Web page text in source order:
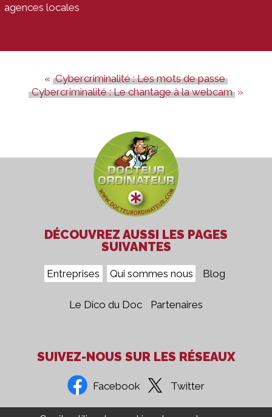
agences locales
Cybercriminalité : Les mots de passe
Cybercriminalité : Le chantage à la webcam
DÉCOUVREZ AUSSI LES PAGES
SUIVANTES
Entreprises Qui sommes nous Blog
Le Dico du Doc Partenaires
SUIVEZ-NOUS SUR LES RÉSEAUX
Facebook Twitter